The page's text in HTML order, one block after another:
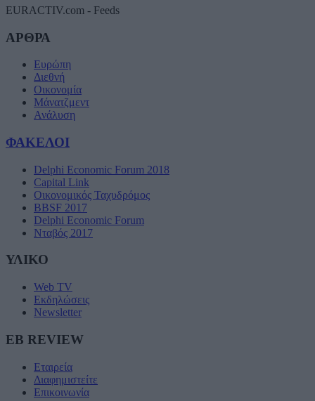
EURACTIV.com - Feeds
ΑΡΘΡΑ
Ευρώπη
Διεθνή
Οικονομία
Μάνατζμεντ
Ανάλυση
ΦΑΚΕΛΟΙ
Delphi Economic Forum 2018
Capital Link
Οικονομικός Ταχυδρόμος
BBSF 2017
Delphi Economic Forum
Νταβός 2017
ΥΛΙΚΟ
Web TV
Εκδηλώσεις
Newsletter
EB REVIEW
Εταιρεία
Διαφημιστείτε
Επικοινωνία